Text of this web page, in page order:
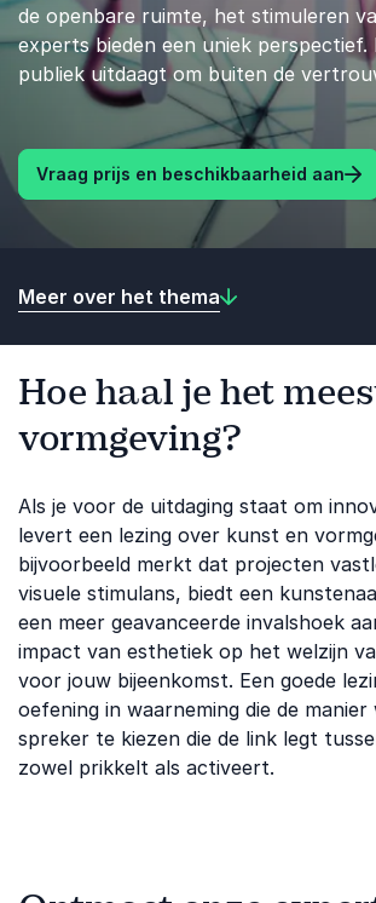
de openbare ruimte, het stimuleren
experts bieden een uniek
publiek uitdaagt om buiten de
Vraag prijs en beschikbaarheid aan
Meer over het thema
Hoe haal je het
vormgeving?
Als je voor de uitdaging staat om
levert een lezing over kunst en
bijvoorbeeld merkt dat projecten
visuele stimulans, biedt een
een meer geavanceerde invalshoek
impact van esthetiek op het welzijn
voor jouw bijeenkomst. Een goede
oefening in waarneming die de
spreker te kiezen die de link legt
zowel prikkelt als activeert.